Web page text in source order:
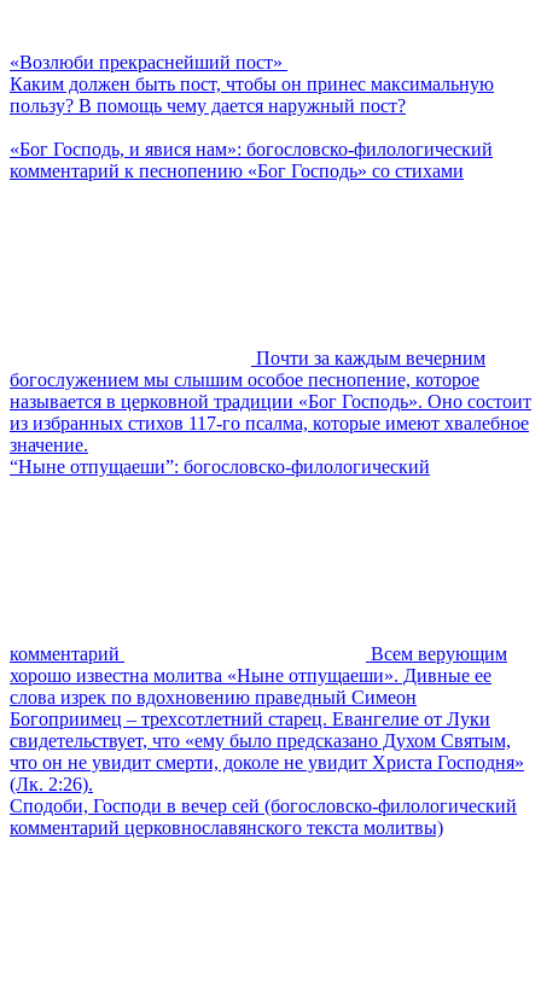
«Возлюби прекраснейший пост»
Каким должен быть пост, чтобы он принес максимальную
пользу? В помощь чему дается наружный пост?
«Бог Господь, и явися нам»: богословско-филологический
комментарий к песнопению «Бог Господь» со стихами
Почти за каждым вечерним
богослужением мы слышим особое песнопение, которое
называется в церковной традиции «Бог Господь». Оно состоит
из избранных стихов 117-го псалма, которые имеют хвалебное
значение.
“Ныне отпущаеши”: богословско-филологический
комментарий
Всем верующим
хорошо известна молитва «Ныне отпущаеши». Дивные ее
слова изрек по вдохновению праведный Симеон
Богоприимец – трехсотлетний старец. Евангелие от Луки
свидетельствует, что «ему было предсказано Духом Святым,
что он не увидит смерти, доколе не увидит Христа Господня»
(Лк. 2:26).
Сподоби, Господи в вечер сей (богословско-филологический
комментарий церковнославянского текста молитвы)